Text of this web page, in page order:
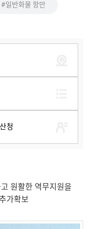
#일반화물 항만
청
원활한 역무지원을
가확보